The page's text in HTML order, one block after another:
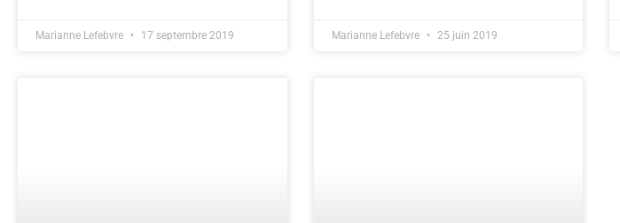
Marianne Lefebvre 17 septembre 2019 Marianne Lefebvre 25 juin 2019